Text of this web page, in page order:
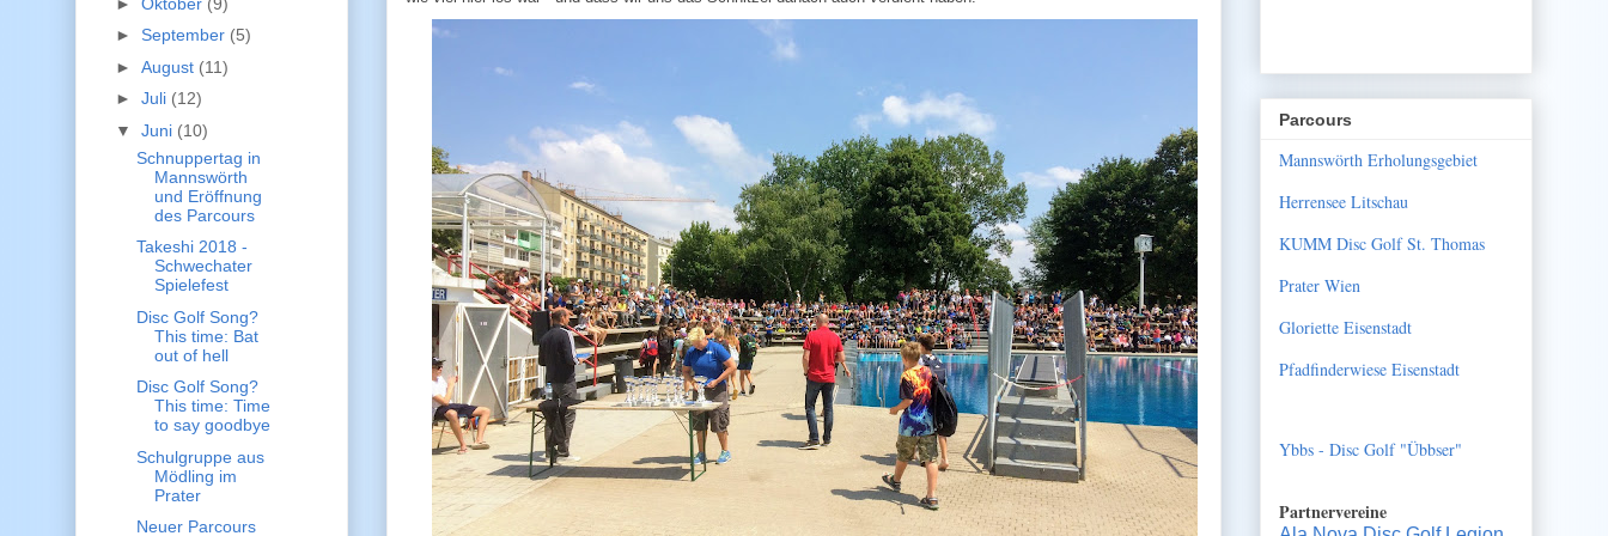
► September (5)
► August (11)
► Juli (12)
▼ Juni (10)
Schnuppertag in
Mannswörth
und Eröffnung
des Parcours
Takeshi 2018 -
Schwechater
Spielefest
Disc Golf Song?
This time: Bat
out of hell
Disc Golf Song?
This time: Time
to say goodbye
Schulgruppe aus
Mödling im
Prater
Neuer Parcours
Parcours
Mannswörth Erholungsgebiet
Herrensee Litschau
KUMM Disc Golf St. Thomas
Prater Wien
Gloriette Eisenstadt
Pfadfinderwiese Eisenstadt
Ybbs - Disc Golf "Übbser"
Partnervereine